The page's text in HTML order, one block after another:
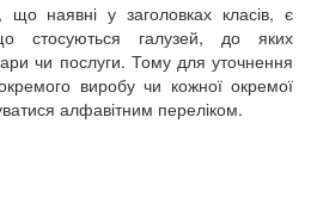
що наявні у заголовках класів, є
стосуються галузей, до яких
чи послуги. Тому для уточнення
виробу чи кожної окремої
алфавітним переліком.